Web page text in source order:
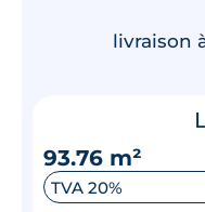
livraison
93.76 m²
TVA 20%